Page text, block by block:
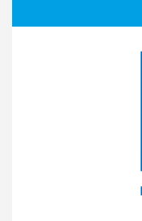
Kfz-